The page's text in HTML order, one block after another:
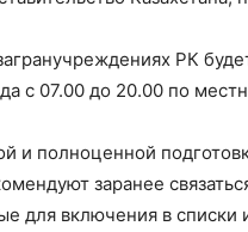
РК
с 07.00 до 20.00 по
и полноценной
заранее
для включения в списки